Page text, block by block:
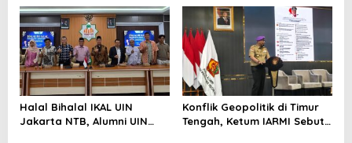
Bertahan di Tengah
Keterbatasan
Halal Bihalal IKAL UIN
Jakarta NTB, Alumni UIN
Konflik Geopolitik di Timur
Tengah, Ketum IARMI Sebut